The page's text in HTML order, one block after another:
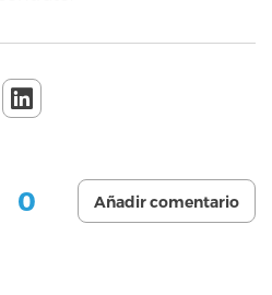
0 Añadir comentario